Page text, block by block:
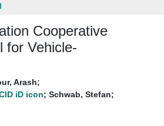
Cooperative
for Vehicle-
Arash;
; Schwab, Stefan;